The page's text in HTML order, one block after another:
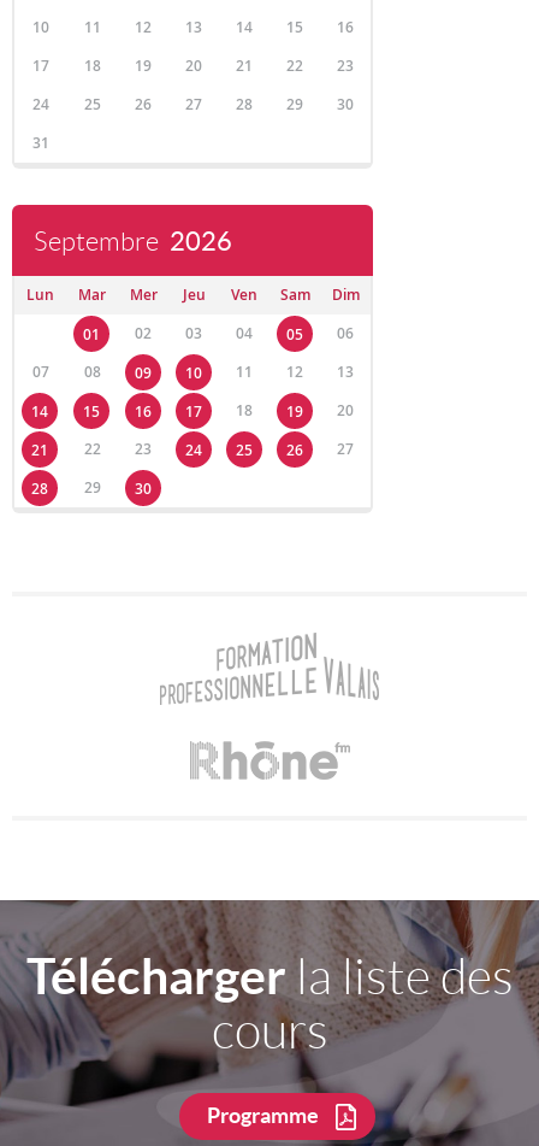
10
11 12 13 14 15
16
17
18 19 20 21 22
23
24
25 26 27 28 29
30
31
Septembre 2026
Lun Mar Mer Jeu Ven Sam
Dim
01
02 03 04 05
06
07
08 09 10 11 12
13
14
15 16 17 18 19
20
21
22 23 24 25 26
27
28
29 30
Téléchargerla liste des
cours
Programme